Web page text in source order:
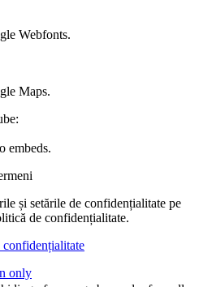
Webfonts.
Maps.
embeds.
și setările de confidențialitate pe
de confidențialitate.
only